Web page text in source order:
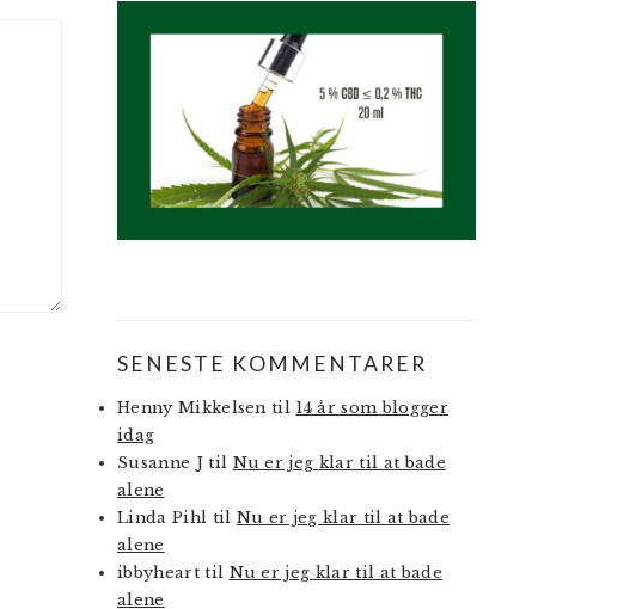
SENESTE KOMMENTARER
Henny Mikkelsen til 14 år som blogger
idag
Susanne Jtil Nu er jeg klar til at bade
alene
Linda Pihl til Nu er jeg klar til at bade
alene
ibbyhearttil Nu er jeg klar til at bade
alene